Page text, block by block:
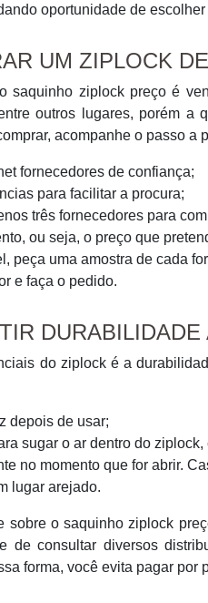
oportunidade de
UM ZIPLOCK
saquinho ziplock preço é
outros lugares, porém
acompanhe o passo a
fornecedores de confiança;
para facilitar a procura;
três fornecedores para
ou seja, o preço que
peça uma amostra de cada
e faça o pedido.
do ziplock é a
depois de usar;
sugar o ar dentro do
no momento que for abrir.
lugar arejado.
sobre o saquinho ziplock
de consultar diversos
forma, você evita pagar